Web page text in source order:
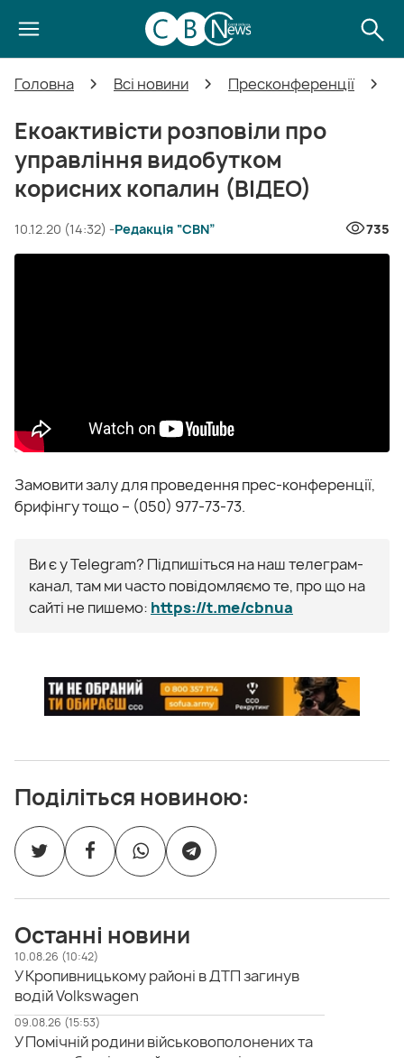
Головна Всі новини Пресконференції
Екоактивісти розповіли про
управління видобутком
корисних копалин (ВІДЕО)
10.12.20 (14:32) -Редакція “CBN” 735
Замовити залу для проведення прес-конференції,
брифінгу тощо – (050) 977-73-73.
Ви є у Telegram? Підпишіться на наш телеграм-
канал, там ми часто повідомляємо те, про що на
сайті не пишемо: https://t.me/cbnua
Поділіться новиною:
Останні новини
10.08.26 (10:42)
У Кропивницькому районі в ДТП загинув
водій Volkswagen
09.08.26 (15:53)
У Помічній родини військовополонених та